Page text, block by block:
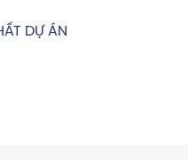
DỰ ÁN